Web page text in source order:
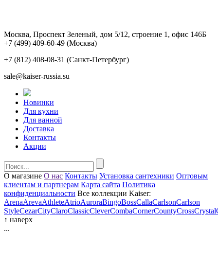
Москва, Проспект Зеленый, дом 5/12, строение 1, офис 146Б
+7 (499) 409-60-49 (Москва)
+7 (812) 408-08-31 (Санкт-Петербург)
sale@kaiser-russia.su
Новинки
Для кухни
Для ванной
Доставка
Контакты
Акции
О магазине О нас Контакты Установка сантехники Оптовым
клиентам и партнерам Карта сайта Политика
конфиденциальности Все коллекции Kaiser:
ArenaArevaAthleteAtrioAuroraBingoBossCallaCarlsonCarlson
StyleCezarCityClaroClassicCleverCombaCornerCountyCrossCrystal
↑ наверх
...